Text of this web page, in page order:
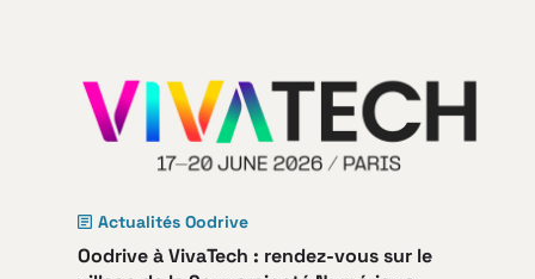
Actualités Oodrive
Oodrive à VivaTech : rendez-vous sur le